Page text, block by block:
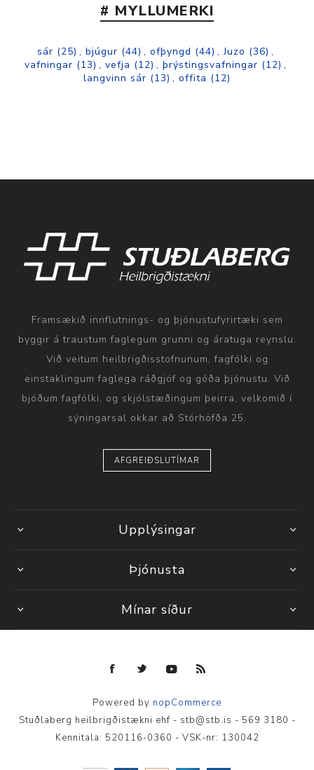
# MYLLUMERKI
sár (25) , bjúgur (44) , ofþyngd (44) , Juzo (36) ,
vafningar (13) , vefja (12) , þrýstingsvafningar (12) ,
langvinn sár (13) , offita (12)
Framsækið innflutnings- og þjónustufyrirtæki sem
byggir á traustum faglegum grunni og áratuga reynslu.
Við veitum heilbrigðisstofnunum, fagfólki og
einstaklingum faglega ráðgjöf og góða þjónustu. Við
bjóðum fagfólki, og skjólstæðingum þeirra, velkomið í
sýningarsal okkar að Stórhöfða 25.
AFGREIÐSLUTÍMAR
Upplýsingar
Þjónusta
Mínar síður
Powered by nopCommerce
Stuðlaberg heilbrigðistækni ehf - stb@stb.is - 569 3180 -
Kennitala: 520116-0360 - VSK-nr: 130042